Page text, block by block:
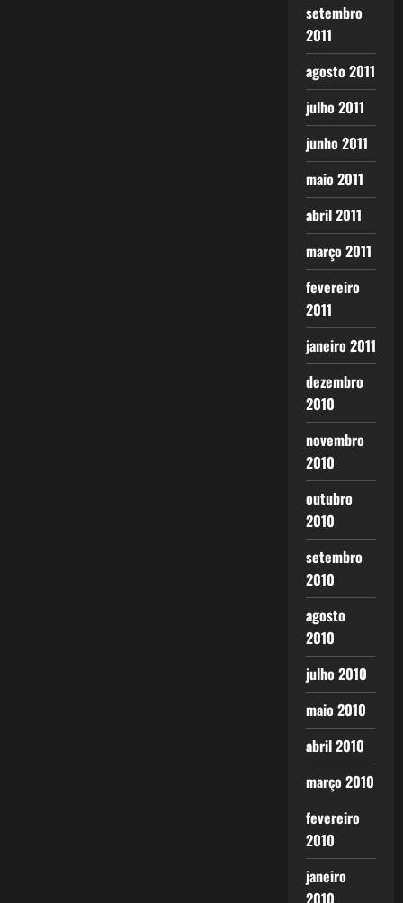
setembro
2011
agosto 2011
julho 2011
junho 2011
maio 2011
abril 2011
março 2011
fevereiro
2011
janeiro 2011
dezembro
2010
novembro
2010
outubro
2010
setembro
2010
agosto
2010
julho 2010
maio 2010
abril 2010
março 2010
fevereiro
2010
janeiro
2010